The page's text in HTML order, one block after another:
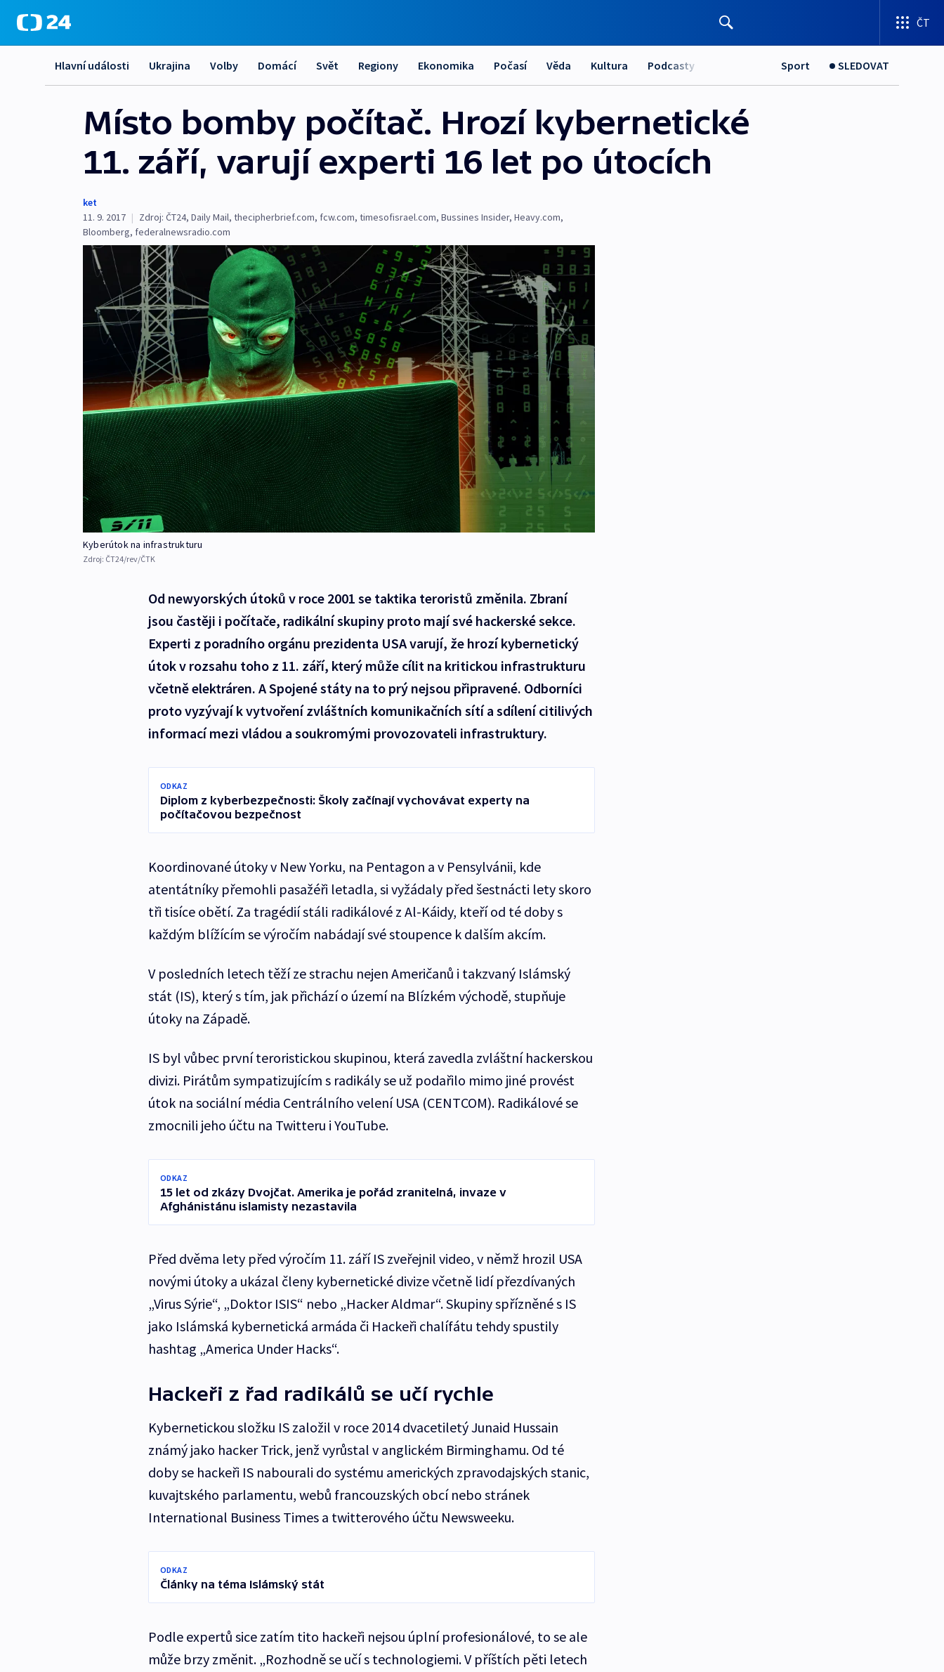
ČT
Hlavní události Ukrajina Volby Domácí Svět Regiony Ekonomika Počasí Věda Kultura Podcasty Sport SLEDOVAT
Místo bomby počítač. Hrozí kybernetické
11. září, varují experti 16 let po útocích
ket
11. 9. 2017 | Zdroj: ČT24, Daily Mail, thecipherbrief.com, fcw.com, timesofisrael.com, Bussines Insider, Heavy.com,
Bloomberg, federalnewsradio.com
Kyberútok na infrastrukturu
Zdroj: ČT24/rev/ČTK
Od newyorských útoků v roce 2001 se taktika teroristů změnila. Zbraní
jsou častěji i počítače, radikální skupiny proto mají své hackerské sekce.
Experti z poradního orgánu prezidenta USA varují, že hrozí kybernetický
útok v rozsahu toho z 11. září, který může cílit na kritickou infrastrukturu
včetně elektráren. A Spojené státy na to prý nejsou připravené. Odborníci
proto vyzývají k vytvoření zvláštních komunikačních sítí a sdílení citilivých
informací mezi vládou a soukromými provozovateli infrastruktury.
ODKAZ
Diplom z kyberbezpečnosti: Školy začínají vychovávat experty na
počítačovou bezpečnost
Koordinované útoky v New Yorku, na Pentagon a v Pensylvánii, kde
atentátníky přemohli pasažéři letadla, si vyžádaly před šestnácti lety skoro
tři tisíce obětí. Za tragédií stáli radikálové z Al-Káidy, kteří od té doby s
každým blížícím se výročím nabádají své stoupence k dalším akcím.
V posledních letech těží ze strachu nejen Američanů i takzvaný Islámský
stát (IS), který s tím, jak přichází o území na Blízkém východě, stupňuje
útoky na Západě.
IS byl vůbec první teroristickou skupinou, která zavedla zvláštní hackerskou
divizi. Pirátům sympatizujícím s radikály se už podařilo mimo jiné provést
útok na sociální média Centrálního velení USA (CENTCOM). Radikálové se
zmocnili jeho účtu na Twitteru i YouTube.
ODKAZ
15 let od zkázy Dvojčat. Amerika je pořád zranitelná, invaze v
Afghánistánu islamisty nezastavila
Před dvěma lety před výročím 11. září IS zveřejnil video, v němž hrozil USA
novými útoky a ukázal členy kybernetické divize včetně lidí přezdívaných
„Virus Sýrie“, „Doktor ISIS“ nebo „Hacker Aldmar“. Skupiny spřízněné s IS
jako Islámská kybernetická armáda či Hackeři chalífátu tehdy spustily
hashtag „America Under Hacks“.
Hackeři z řad radikálů se učí rychle
Kybernetickou složku IS založil v roce 2014 dvacetiletý Junaid Hussain
známý jako hacker Trick, jenž vyrůstal v anglickém Birminghamu. Od té
doby se hackeři IS nabourali do systému amerických zpravodajských stanic,
kuvajtského parlamentu, webů francouzských obcí nebo stránek
International Business Times a twitterového účtu Newsweeku.
ODKAZ
Články na téma Islámský stát
Podle expertů sice zatím tito hackeři nejsou úplní profesionálové, to se ale
může brzy změnit. „Rozhodně se učí s technologiemi. V příštích pěti letech